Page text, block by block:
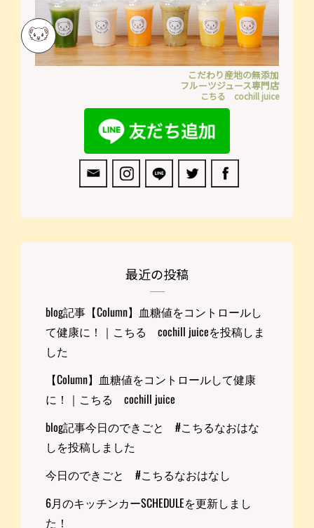
こだわり産地の無添加
フルーツジュース専門店
こちる cochill juice
最近の投稿
blog記事【Column】血糖値をコントロールし
て健康に！｜こちる cochill juiceを投稿しま
した
【Column】血糖値をコントロールして健康
に！｜こちる cochill juice
blog記事今日のできごと #こちるなおはな
しを投稿しました
今日のできごと #こちるなおはなし
6月のキッチンカーSCHEDULEを更新しまし
た！